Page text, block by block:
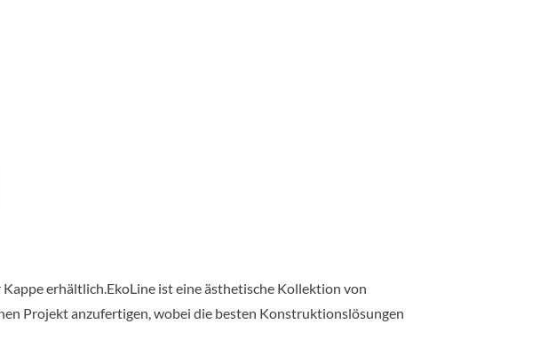
erhältlich.EkoLine ist eine ästhetische Kollektion von
Projekt anzufertigen, wobei die besten Konstruktionslösungen